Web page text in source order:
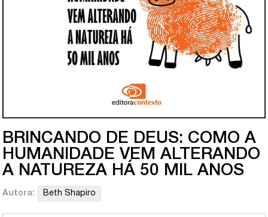
BRINCANDO DE DEUS: COMO A
HUMANIDADE VEM ALTERANDO
A NATUREZA HÁ 50 MIL ANOS
Autora: Beth Shapiro